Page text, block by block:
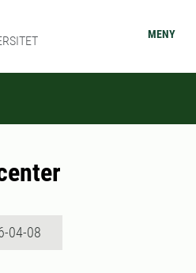
MENY
04-08